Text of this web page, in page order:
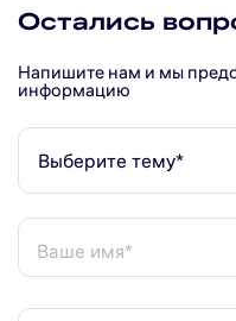
Остались
Напишите нам и мы
информацию
Выберите тему*
Ваше имя*